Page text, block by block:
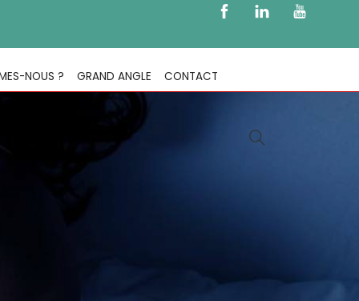
NOUS ? GRAND ANGLE CONTACT